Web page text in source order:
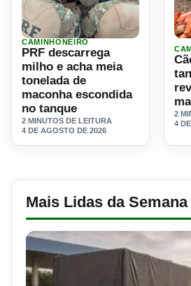
Ler materia: PRF descarrega
CAMINHONEIRO
PRF descarrega
milho e acha meia
tonelada de
maconha escondida
no tanque
2 MINUTOS DE LEITURA
4 DE AGOSTO DE 2026
2
4
Mais Lidas da Semana